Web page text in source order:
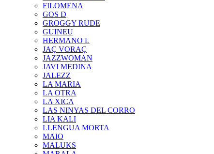
FILOMENA
GOS D
GROGGY RUDE
GUINEU
HERMANO L
JAÇ VORAÇ
JAZZWOMAN
JAVI MEDINA
JALEZZ
LA MARIA
LA OTRA
LA XICA
LAS NINYAS DEL CORRO
LIA KALI
LLENGUA MORTA
MAIO
MALUKS